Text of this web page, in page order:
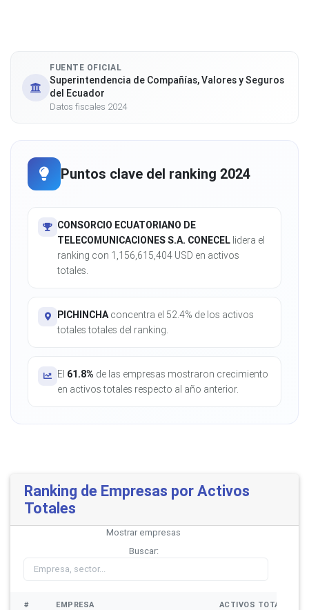
FUENTE OFICIAL
Superintendencia de Compañías, Valores y Seguros
del Ecuador
Datos fiscales 2024
Puntos clave del ranking 2024
CONSORCIO ECUATORIANO DE
TELECOMUNICACIONES S.A. CONECEL lidera el
ranking con 1,156,615,404 USD en activos
totales.
PICHINCHAconcentra el 52.4% de los activos
totales totales del ranking.
El 61.8% de las empresas mostraron crecimiento
en activos totales respecto al año anterior.
Ranking de Empresas por Activos
Totales
Mostrar empresas
Buscar:
# EMPRESA ACTIVOS TOTALES